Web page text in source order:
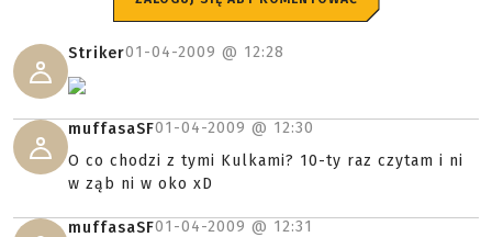
Striker01-04-2009 @ 12:28
muffasaSF01-04-2009 @ 12:30
O co chodzi z tymi Kulkami? 10-ty raz czytam i ni
w ząb ni w oko xD
muffasaSF01-04-2009 @ 12:31